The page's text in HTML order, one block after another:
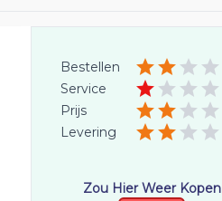
Bestellen
Service
Prijs
Levering
Zou Hier Weer Kopen